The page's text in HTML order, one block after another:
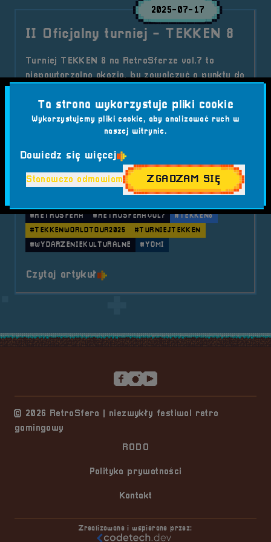
2025-07-17
II Oficjalny turniej - TEKKEN 8
Turniej TEKKEN 8 na RetroSferze vol.7 to
niepowtarzalna okazja, by zawalczyć o punkty do
udział, emocje na najwyższym poziomie i retro
klimat – sprawdź szczegóły i zapisz się już
Kategorie wpisu:
RetroSfera vol. 7 Turnieje RS7
Tagi: #BIJATYKI #BRZEG
#RETROSFERA
#RETROSFERAVOL7
#TEKKEN8
#TEKKENWORLDTOUR2025
#TURNIEJTEKKEN
#WYDARZENIEKULTURALNE
#YOMI
Czytaj artykuło tytule II Oficjalny turniej
© 2026 RetroSfera | niezwykły festiwal retro
gamingowy
RODO
Polityka prywatności
Kontakt
Zrealizowane i wspierane przez:
Ta strona wykorzystuje pliki cookie
Wykorzystujemy pliki cookie, aby analizować ruch w
naszej witrynie.
Dowiedz się więcej
Stanowczo odmawiam ZGADZAM SIĘ